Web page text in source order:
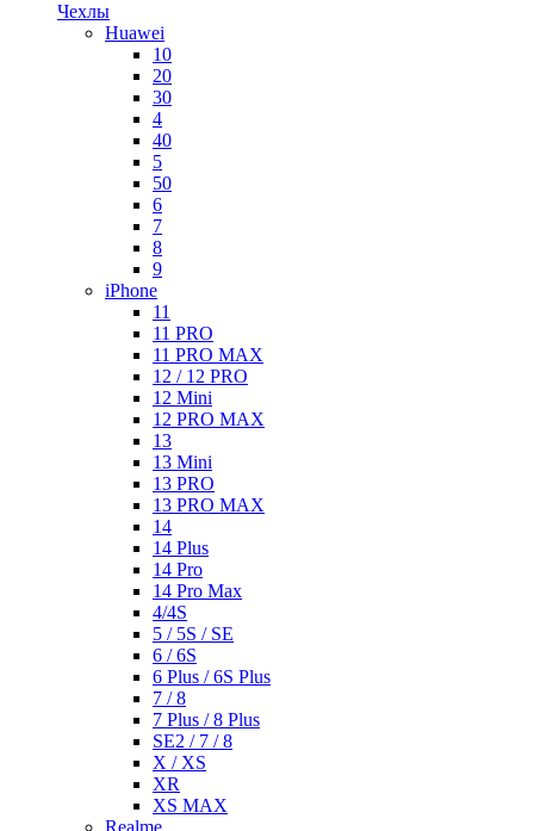
Чехлы
Huawei
10
20
30
4
40
5
50
6
7
8
9
iPhone
11
11 PRO
11 PRO MAX
12 / 12 PRO
12 Mini
12 PRO MAX
13
13 Mini
13 PRO
13 PRO MAX
14
14 Plus
14 Pro
14 Pro Max
4/4S
5 / 5S / SE
6 / 6S
6 Plus / 6S Plus
7 / 8
7 Plus / 8 Plus
SE2 / 7 / 8
X / XS
XR
XS MAX
Realme